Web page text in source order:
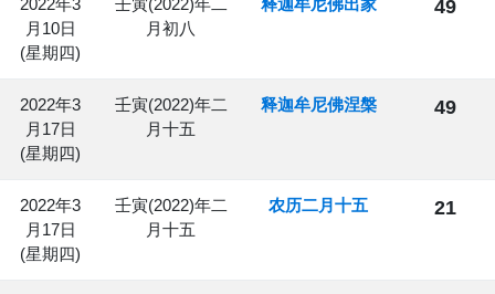
月10日
(星期四)
月初八
49
2022年3
月17日
(星期四)
壬寅(2022)年二
月十五
释迦牟尼佛涅槃 49
2022年3
月17日
(星期四)
壬寅(2022)年二
月十五
农历二月十五 21